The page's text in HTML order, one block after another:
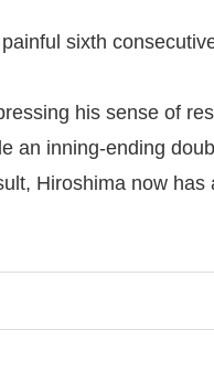
sixth
his sense of
inning-ending
Hiroshima now